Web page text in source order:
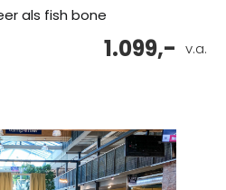
als fish bone
v.a.
1.099,-